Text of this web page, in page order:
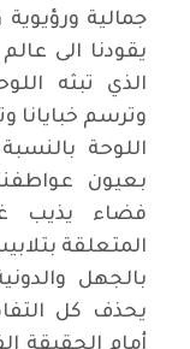
جمالية
يقودنا الى
الذي تبثه
وترسم خبايانا
اللوحة
بعيون عواطفنا
فضاء يذيب
المتعلقة
بالجهل
يحذف كل